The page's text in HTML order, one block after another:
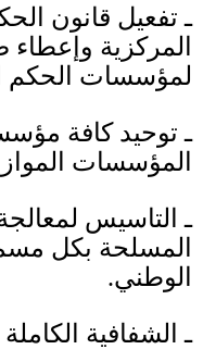
ـ تفعيل قانون
المركزية
لمؤسسات الحكم
ـ توحيد كافة
المؤسسات
ـ التاسيس
المسلحة بكل
الوطني.
ـ الشفافية